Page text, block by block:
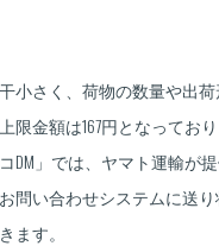
小さく、荷物の数量や出
限金額は167円となってお
DM」では、ヤマト運輸が
問い合わせシステムに送
ます。